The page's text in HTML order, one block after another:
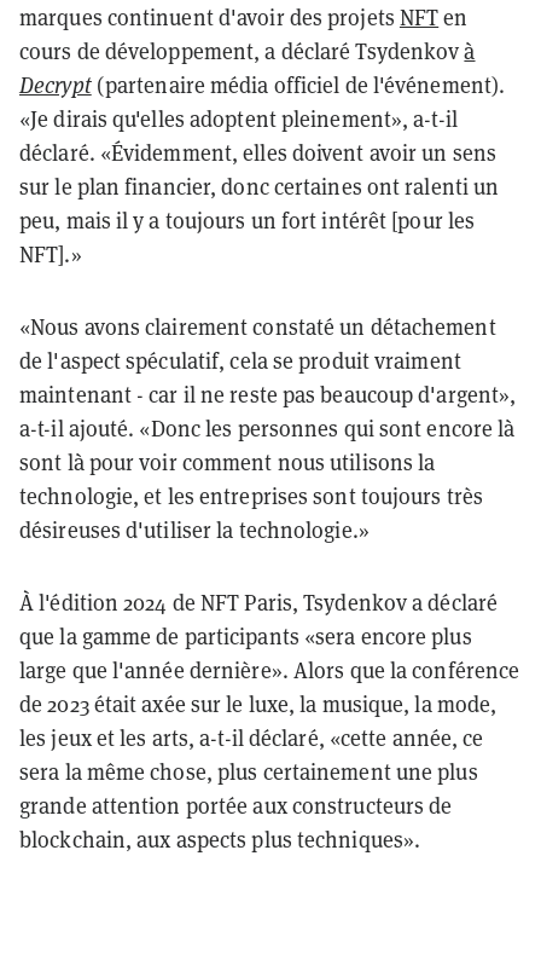
marques continuent d'avoir des projets NFTen
cours de développement, a déclaré Tsydenkovà
Decrypt(partenaire média officiel de l'événement).
«Je dirais qu'elles adoptent pleinement», a-t-il
déclaré. «Évidemment, elles doivent avoir un sens
sur le plan financier, donc certaines ont ralenti un
peu, mais il y a toujours un fort intérêt [pour les
NFT].»
«Nous avons clairement constaté un détachement
de l'aspect spéculatif, cela se produit vraiment
maintenant - car il ne reste pas beaucoup d'argent»,
a-t-il ajouté. «Donc les personnes qui sont encore là
sont là pour voir comment nous utilisons la
technologie, et les entreprises sont toujours très
désireuses d'utiliser la technologie.»
À l'édition 2024 de NFT Paris, Tsydenkov a déclaré
que la gamme de participants «sera encore plus
large que l'année dernière». Alors que la conférence
de 2023 était axée sur le luxe, la musique, la mode,
les jeux et les arts, a-t-il déclaré, «cette année, ce
sera la même chose, plus certainement une plus
grande attention portée aux constructeurs de
blockchain, aux aspects plus techniques».